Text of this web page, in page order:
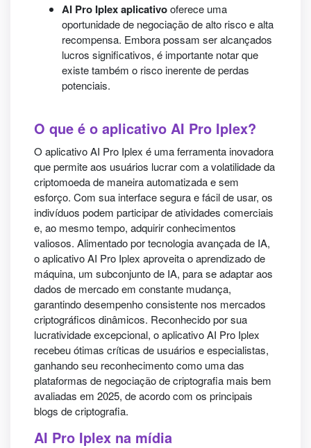
AI Pro Iplex aplicativooferece uma
oportunidade de negociação de alto risco e alta
recompensa. Embora possam ser alcançados
lucros significativos, é importante notar que
existe também o risco inerente de perdas
potenciais.
O que é o aplicativo AI Pro Iplex?
O aplicativo AI Pro Iplex é uma ferramenta inovadora
que permite aos usuários lucrar com a volatilidade da
criptomoeda de maneira automatizada e sem
esforço. Com sua interface segura e fácil de usar, os
indivíduos podem participar de atividades comerciais
e, ao mesmo tempo, adquirir conhecimentos
valiosos. Alimentado por tecnologia avançada de IA,
o aplicativo AI Pro Iplex aproveita o aprendizado de
máquina, um subconjunto de IA, para se adaptar aos
dados de mercado em constante mudança,
garantindo desempenho consistente nos mercados
criptográficos dinâmicos. Reconhecido por sua
lucratividade excepcional, o aplicativo AI Pro Iplex
recebeu ótimas críticas de usuários e especialistas,
ganhando seu reconhecimento como uma das
plataformas de negociação de criptografia mais bem
avaliadas em 2025, de acordo com os principais
blogs de criptografia.
AI Pro Iplex na mídia